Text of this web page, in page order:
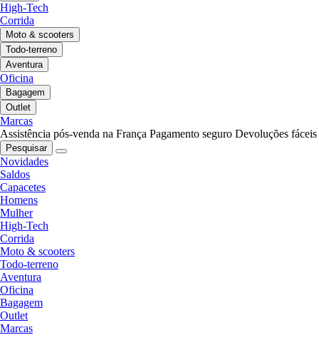
High-Tech
Corrida
Moto & scooters
Todo-terreno
Aventura
Oficina
Bagagem
Outlet
Marcas
Assistência pós-venda na França Pagamento seguro Devoluções fáceis
Pesquisar
Novidades
Saldos
Capacetes
Homens
Mulher
High-Tech
Corrida
Moto & scooters
Todo-terreno
Aventura
Oficina
Bagagem
Outlet
Marcas